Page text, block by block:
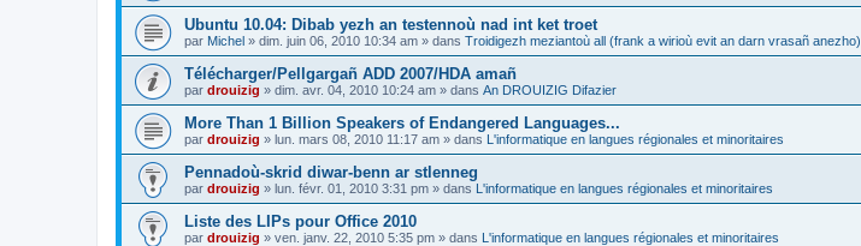
Ubuntu 10.04: Dibab yezh an testennoù nad int ket troet
par Michel » dim. juin 06, 2010 10:34 am » dans Troidigezh meziantoù all (frank a wirioù evit an darn vrasañ anezho)
Télécharger/Pellgargañ ADD 2007/HDA amañ
par drouizig » dim. avr. 04, 2010 10:24 am » dans An DROUIZIG Difazier
More Than 1 Billion Speakers of Endangered Languages...
par drouizig » lun. mars 08, 2010 11:17 am » dans L'informatique en langues régionales et minoritaires
Pennadoù-skrid diwar-benn ar stlenneg
par drouizig » lun. févr. 01, 2010 3:31 pm » dans L'informatique en langues régionales et minoritaires
Liste des LIPs pour Office 2010
par drouizig » ven. janv. 22, 2010 5:35 pm » dans L'informatique en langues régionales et minoritaires